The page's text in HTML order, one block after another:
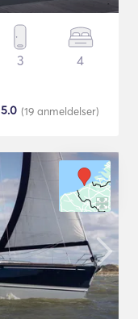
3 4
(19 anmeldelser)
5.0